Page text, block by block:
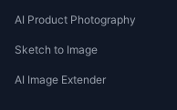
AI Product Photography
Sketch to Image
AI Image Extender